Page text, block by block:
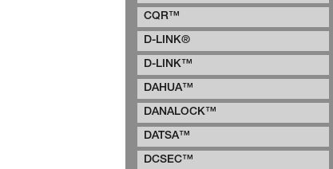
CQR™
D-LINK®
D-LINK™
DAHUA™
DANALOCK™
DATSA™
DCSEC™